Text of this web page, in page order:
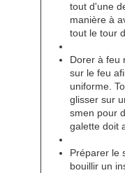
tout d'une
manière à
tout le tour
Dorer à feu
sur le feu
uniforme.
glisser sur
smen pour
galette doit
Préparer le
bouillir un